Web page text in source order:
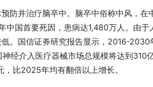
防并治疗脑卒中。脑卒中俗称中风，在
中国首要死因，患病达1,480万人。由于
。国信证券研究报告显示，2016-2030
经介入医疗器械市场总规模将达到310
比2025年均有翻倍以上增长。